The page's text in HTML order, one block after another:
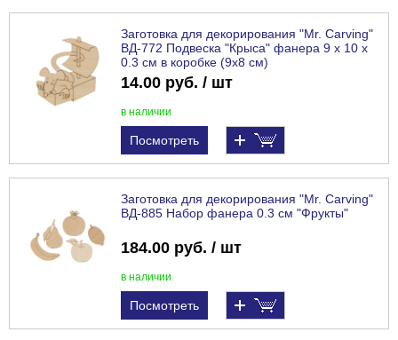
Заготовка для декорирования "Mr. Carving"
ВД-772 Подвеска "Крыса" фанера 9 х 10 х
0.3 см в коробке (9х8 см)
14.00 руб. / шт
в наличии
Посмотреть
Заготовка для декорирования "Mr. Carving"
ВД-885 Набор фанера 0.3 см "Фрукты"
184.00 руб. / шт
в наличии
Посмотреть